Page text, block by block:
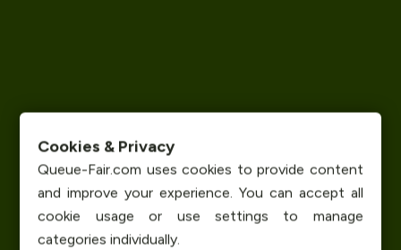
Cookies & Privacy
Queue-Fair.com uses cookies to provide content
and improve your experience. You can accept all
cookie usage or use settings to manage
categories individually.